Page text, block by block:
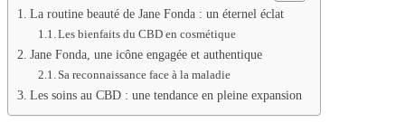
La routine beauté de Jane Fonda : un éternel éclat
Les bienfaits du CBD en cosmétique
Jane Fonda, une icône engagée et authentique
Sa reconnaissance face à la maladie
Les soins au CBD : une tendance en pleine expansion